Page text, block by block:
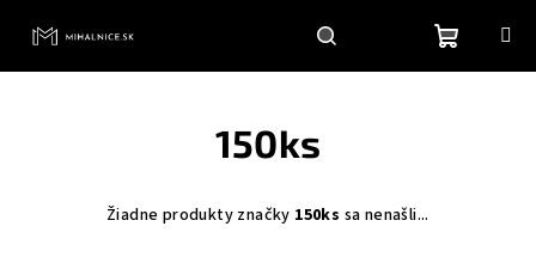
HľadaťPrihlásenie
150ks
Žiadne produkty značky 150ks sa nenašli...